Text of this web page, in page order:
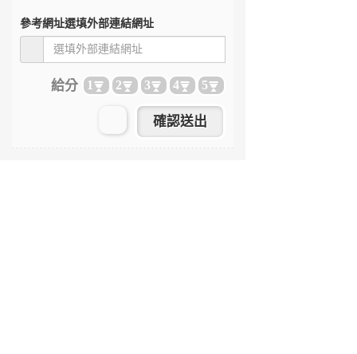
參考網址選填外部連結網址
給分 1 2 3 4 5